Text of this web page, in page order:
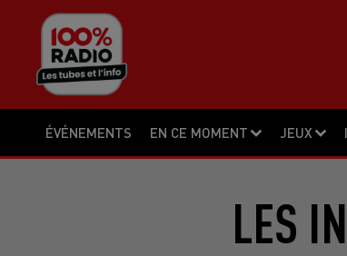
ÉVÉNEMENTS EN CE MOMENT JEUX
LES